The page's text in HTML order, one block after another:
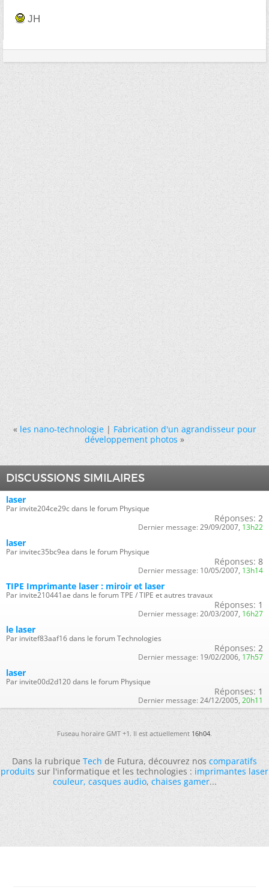
JH
« les nano-technologie|Fabrication d'un agrandisseur pour
développement photos »
DISCUSSIONS SIMILAIRES
laser
Par invite204ce29c dans le forum Physique
Réponses: 2
Dernier message: 29/09/2007, 13h22
laser
Par invitec35bc9ea dans le forum Physique
Réponses: 8
Dernier message: 10/05/2007, 13h14
TIPE Imprimante laser : miroir et laser
Par invite210441ae dans le forum TPE / TIPE et autres travaux
Réponses: 1
Dernier message: 20/03/2007, 16h27
le laser
Par invitef83aaf16 dans le forum Technologies
Réponses: 2
Dernier message: 19/02/2006, 17h57
laser
Par invite00d2d120 dans le forum Physique
Réponses: 1
Dernier message: 24/12/2005, 20h11
Fuseau horaire GMT +1. Il est actuellement16h04.
Dans la rubriqueTechde Futura, découvrez noscomparatifs
produitssur l'informatique et les technologies :imprimantes laser
couleur,casques audio,chaises gamer...